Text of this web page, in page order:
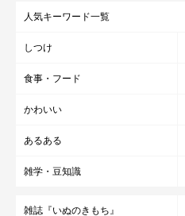
人気キーワード一覧
しつけ
食事・フード
かわいい
あるある
雑学・豆知識
雑誌『いぬのきもち』